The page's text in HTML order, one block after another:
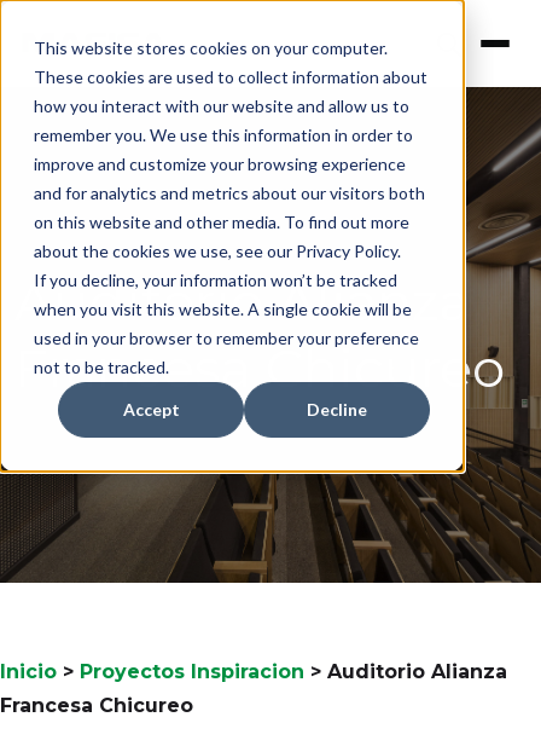
This website stores cookies on your computer.
These cookies are used to collect information about
how you interact with our website and allow us to
remember you. We use this information in order to
improve and customize your browsing experience
and for analytics and metrics about our visitors both
on this website and other media. To find out more
about the cookies we use, see our Privacy Policy.
If you decline, your information won’t be tracked
when you visit this website. A single cookie will be
used in your browser to remember your preference
not to be tracked.
Accept Decline
Auditorio Alianza
Francesa Chicureo
Inicio > Proyectos Inspiracion > Auditorio Alianza
Francesa Chicureo